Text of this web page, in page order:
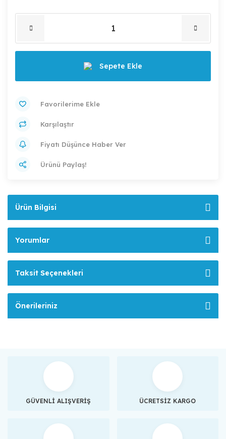
Sepete Ekle
Karşılaştır
Fiyatı Düşünce Haber Ver
Ürünü Paylaş!
Ürün Bilgisi
Yorumlar
Taksit Seçenekleri
Önerileriniz
GÜVENLİ ALIŞVERİŞ ÜCRETSİZ KARGO